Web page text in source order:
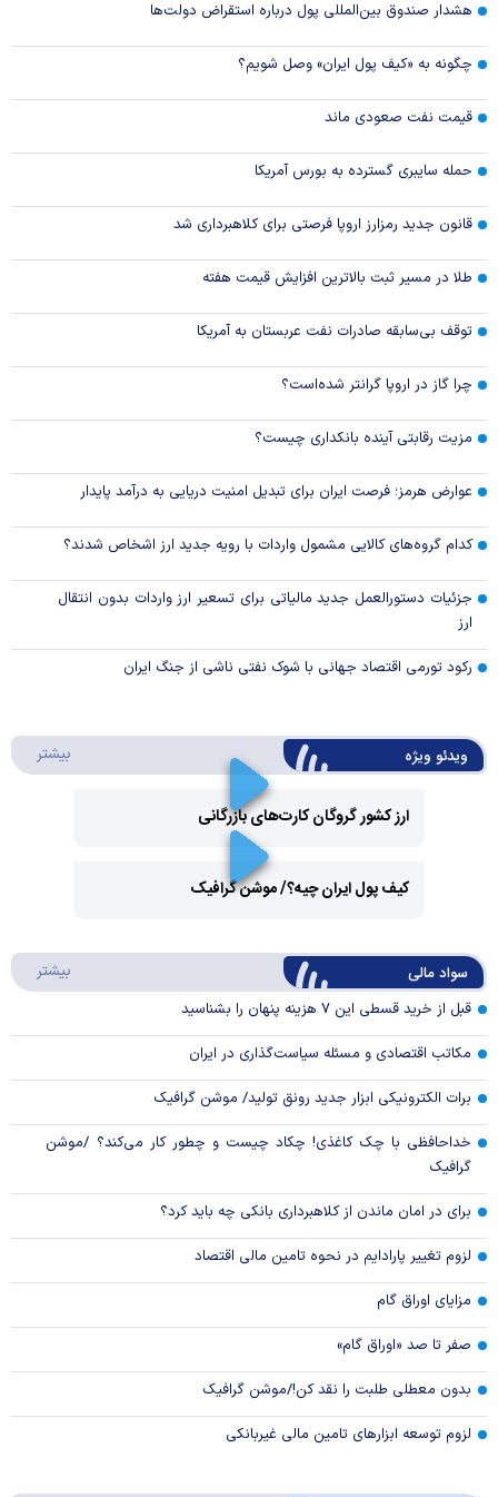
هشدار صندوق بین‌المللی پول درباره استقراض دولت‌ها
چگونه به «کیف پول ایران» وصل شویم؟
قیمت نفت صعودی ماند
حمله سایبری گسترده به بورس آمریکا
قانون جدید رمزارز اروپا فرصتی برای کلاهبرداری شد
طلا در مسیر ثبت بالاترین افزایش قیمت هفته
توقف بی‌سابقه صادرات نفت عربستان به آمریکا
چرا گاز در اروپا گرانتر شده‌است؟
مزیت رقابتی آینده بانکداری چیست؟
عوارض هرمز؛ فرصت ایران برای تبدیل امنیت دریایی به درآمد پایدار
کدام گروه‌های کالایی مشمول واردات با رویه جدید ارز اشخاص شدند؟
جزئیات دستورالعمل جدید مالیاتی برای تسعیر ارز واردات بدون انتقال
ارز
رکود تورمی اقتصاد جهانی با شوک نفتی ناشی از جنگ ایران
ویدئو ویژه بیشتر
ارز کشور گروگان کارت‌های بازرگانی
Video
کیف پول ایران چیه؟/ موشن گرافیک
سواد مالی بیشتر
قبل از خرید قسطی این ۷ هزینه پنهان را بشناسید
مکاتب اقتصادی و مسئله سیاست‌گذاری در ایران
برات الکترونیکی ابزار جدید رونق تولید/ موشن گرافیک
خداحافظی با چک کاغذی! چکاد چیست و چطور کار می‌کند؟ /موشن
گرافیک
برای در امان ماندن از کلاهبرداری بانکی چه باید کرد؟
لزوم تغییر پارادایم در نحوه تامین مالی اقتصاد
مزایای اوراق گام
صفر تا صد «اوراق گام»
بدون معطلی طلبت را نقد کن!/موشن گرافیک
لزوم توسعه ابزارهای تامین مالی غیربانکی